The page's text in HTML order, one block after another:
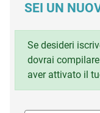
SEI UN
Se desideri
dovrai
aver attivato il